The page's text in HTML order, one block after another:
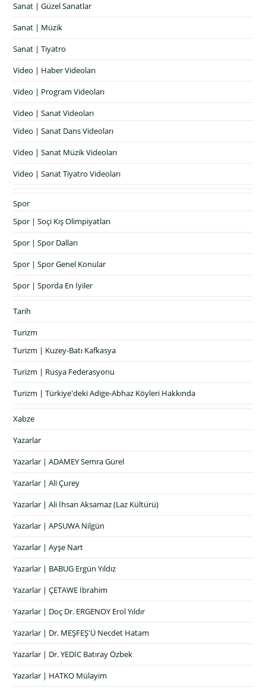
Sanat | Güzel Sanatlar
Sanat | Müzik
Sanat | Tiyatro
Video | Haber Videoları
Video | Program Videoları
Video | Sanat Videoları
Video | Sanat Dans Videoları
Video | Sanat Müzik Videoları
Video | Sanat Tiyatro Videoları
Spor
Spor | Soçi Kış Olimpiyatları
Spor | Spor Dalları
Spor | Spor Genel Konular
Spor | Sporda En İyiler
Tarih
Turizm
Turizm | Kuzey-Batı Kafkasya
Turizm | Rusya Federasyonu
Turizm | Türkiye'deki Adige-Abhaz Köyleri Hakkında
Xabze
Yazarlar
Yazarlar | ADAMEY Semra Gürel
Yazarlar | Ali Çurey
Yazarlar | Ali İhsan Aksamaz (Laz Kültürü)
Yazarlar | APSUWA Nilgün
Yazarlar | Ayşe Nart
Yazarlar | BABUG Ergün Yıldız
Yazarlar | ÇETAWE İbrahim
Yazarlar | Doç Dr. ERGENOY Erol Yıldır
Yazarlar | Dr. MEŞFEŞ'Ü Necdet Hatam
Yazarlar | Dr. YEDİC Batıray Özbek
Yazarlar | HATKO Mülayim